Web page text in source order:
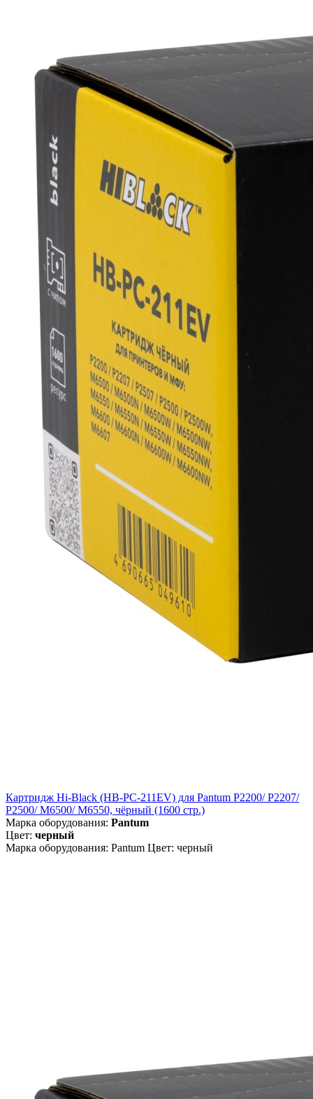
Картридж Hi-Black (HB-PC-211EV) для Pantum P2200/ P2207/
P2500/ M6500/ M6550, чёрный (1600 стр.)
Марка оборудования: Pantum
Цвет: черный
Марка оборудования: Pantum Цвет: черный